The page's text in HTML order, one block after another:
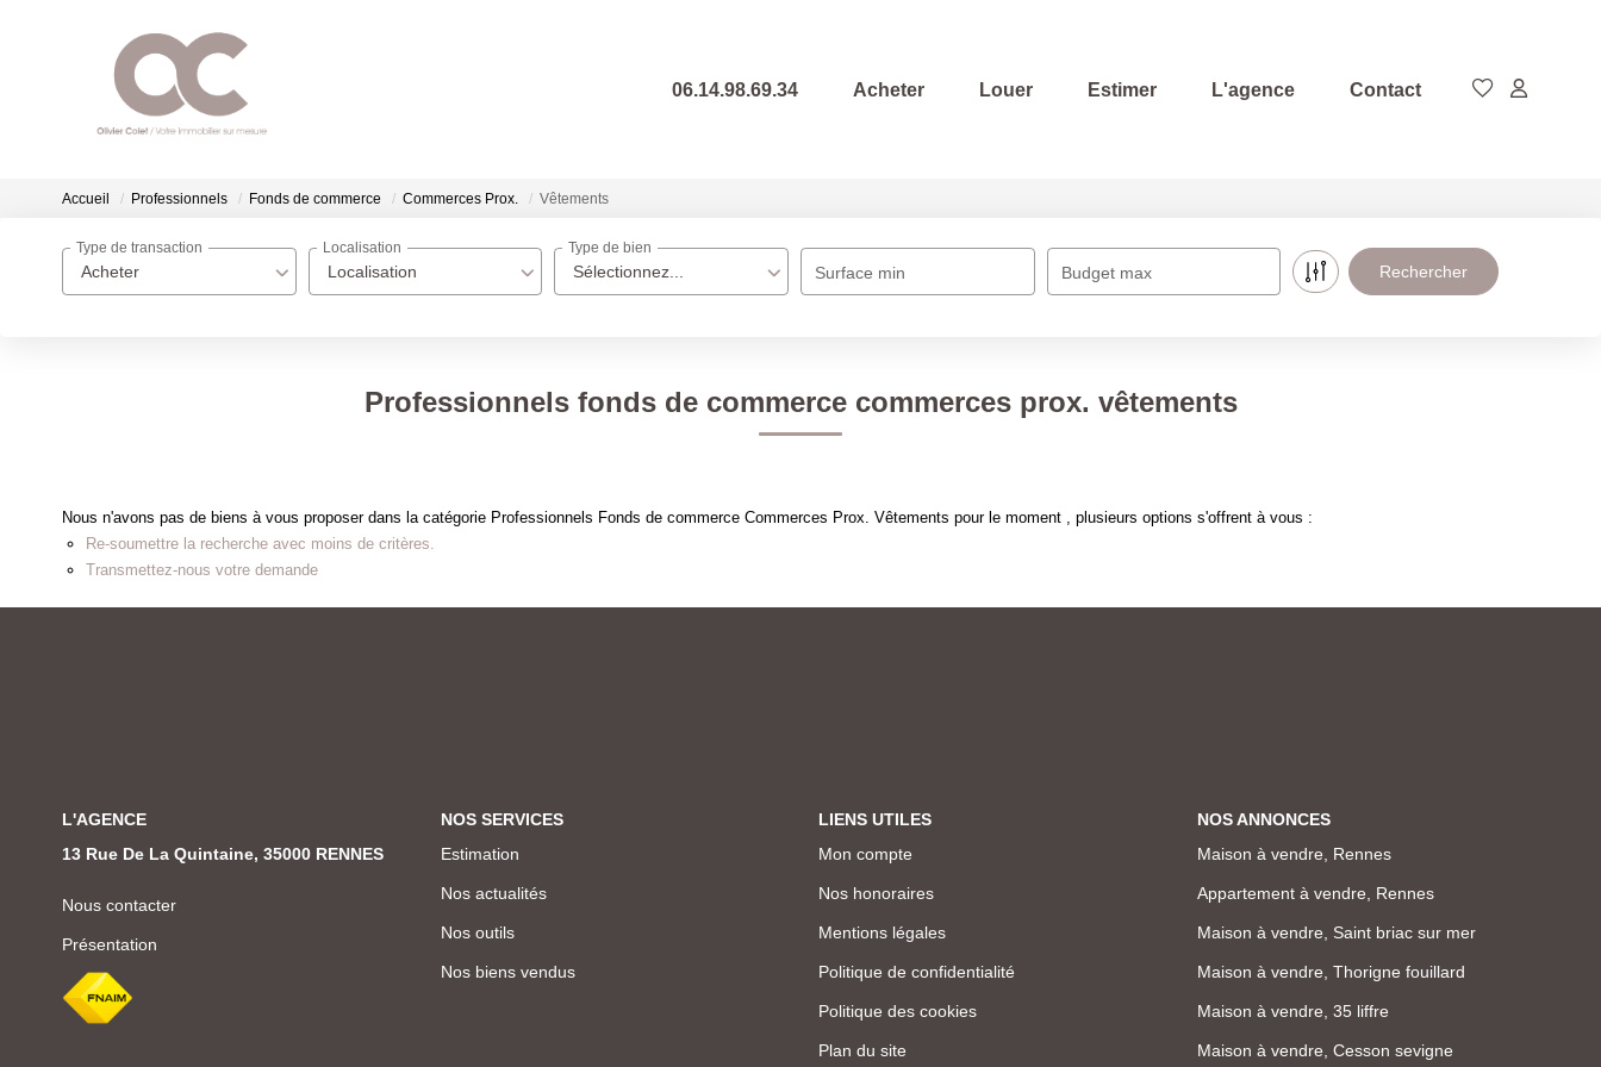
06.14.98.69.34 Acheter Louer Estimer L'agence Contact
Accueil Professionnels Fonds de commerce Commerces Prox. Vêtements
Acheter
Type de transaction
Localisation
Localisation
Sélectionnez...
Type de bien
Surface min Budget max
Professionnels fonds de commerce commerces prox. vêtements
Nous n'avons pas de biens à vous proposer dans la catégorie Professionnels Fonds de commerce Commerces Prox. Vêtements pour le moment , plusieurs options s'offrent à vous :
Re-soumettre la recherche avec moins de critères.
Transmettez-nous votre demande
L'AGENCE
13 Rue De La Quintaine, 35000 RENNES
Nous contacter
Présentation
NOS SERVICES
Estimation
Nos actualités
Nos outils
Nos biens vendus
LIENS UTILES
Mon compte
Nos honoraires
Mentions légales
Politique de confidentialité
Politique des cookies
Plan du site
NOS ANNONCES
Maison à vendre, Rennes
Appartement à vendre, Rennes
Maison à vendre, Saint briac sur mer
Maison à vendre, Thorigne fouillard
Maison à vendre, 35 liffre
Maison à vendre, Cesson sevigne